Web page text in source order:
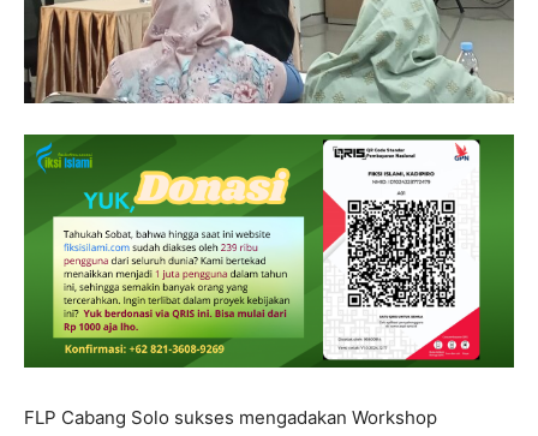
FLP Cabang Solo sukses mengadakan Workshop